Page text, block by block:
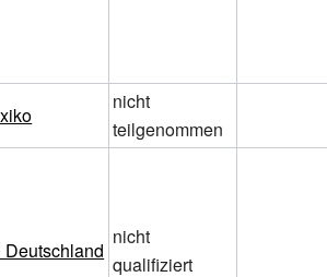
nicht
teilgenommen
Deutschland
nicht
qualifiziert